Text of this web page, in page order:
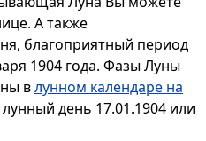
А также
благоприятный период
1904 года. Фазы Луны
влунном календаре на
день 17.01.1904 или